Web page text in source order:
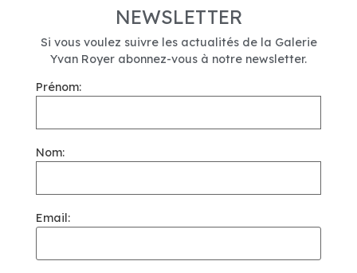
NEWSLETTER
Si vous voulez suivre les actualités de la Galerie
Yvan Royer abonnez-vous à notre newsletter.
Prénom:
Nom:
Email: